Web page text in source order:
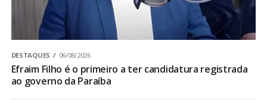
DESTAQUES 06/08/2026
Efraim Filho é o primeiro a ter candidatura registrada
ao governo da Paraíba